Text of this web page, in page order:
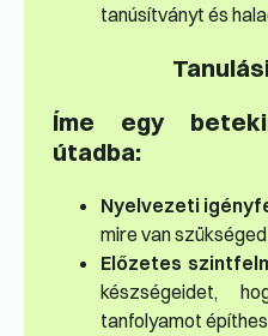
tanúsítványt és
Íme egy
útadba:
Nyelvezeti
mire van
Előzetes
készségeidet,
tanfolyamot